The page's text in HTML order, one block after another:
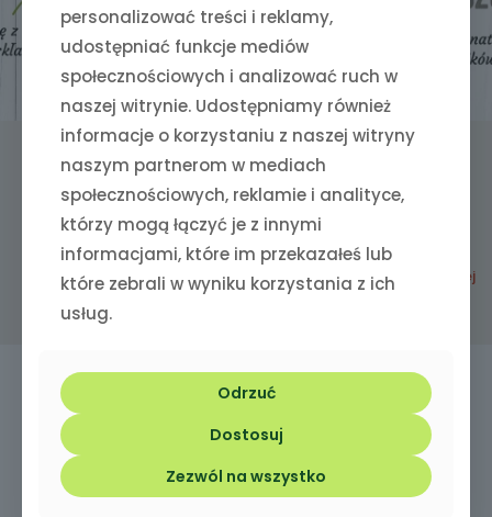
Małe przysmaki dla małych ras i szczeniąt
0 Czytaj więcej
Zadzwoń: +48 573 073 615
Masz pytania zadzwoń lub napisz do nas!
personalizować treści i reklamy,
udostępniać funkcje mediów
społecznościowych i analizować ruch w
naszej witrynie. Udostępniamy również
informacje o korzystaniu z naszej witryny
naszym partnerom w mediach
społecznościowych, reklamie i analityce,
którzy mogą łączyć je z innymi
informacjami, które im przekazałeś lub
które zebrali w wyniku korzystania z ich
usług.
Odrzuć
Dostosuj
Zezwól na wszystko